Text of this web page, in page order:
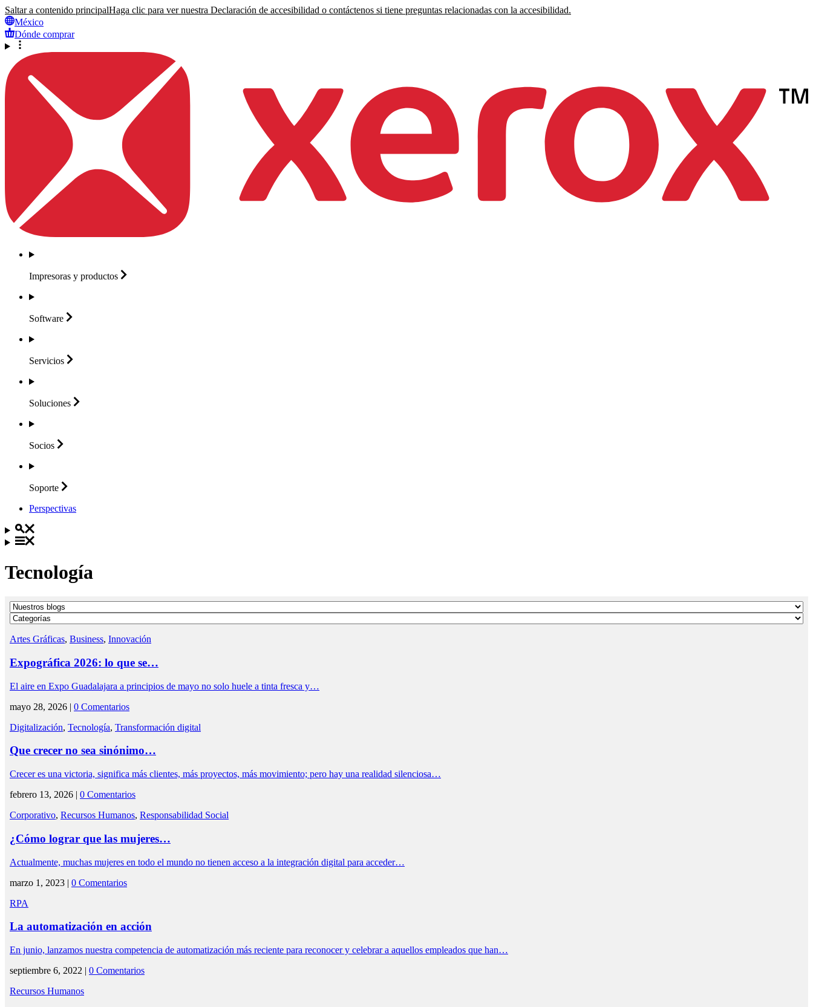
Saltar a contenido principalHaga clic para ver nuestra Declaración de accesibilidad o contáctenos si tiene preguntas relacionadas con la accesibilidad.
México
Dónde comprar
Impresoras y productos
Software
Servicios
Soluciones
Socios
Soporte
Perspectivas
Tecnología
Artes Gráficas, Business, Innovación
Expográfica 2026: lo que se…
El aire en Expo Guadalajara a principios de mayo no solo huele a tinta fresca y…
mayo 28, 2026 | 0 Comentarios
Digitalización, Tecnología, Transformación digital
Que crecer no sea sinónimo…
Crecer es una victoria, significa más clientes, más proyectos, más movimiento; pero hay una realidad silenciosa…
febrero 13, 2026 | 0 Comentarios
Corporativo, Recursos Humanos, Responsabilidad Social
¿Cómo lograr que las mujeres…
Actualmente, muchas mujeres en todo el mundo no tienen acceso a la integración digital para acceder…
marzo 1, 2023 | 0 Comentarios
RPA
La automatización en acción
En junio, lanzamos nuestra competencia de automatización más reciente para reconocer y celebrar a aquellos empleados que han…
septiembre 6, 2022 | 0 Comentarios
Recursos Humanos